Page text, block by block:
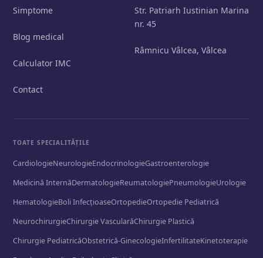
Simptome
Blog medical
Calculator IMC
Contact
Str. Patriarh Iustinian Marina
nr. 45
Râmnicu Vâlcea, Vâlcea
TOATE SPECIALITĂȚILE
CardiologieNeurologieEndocrinologieGastroenterologie
Medicină InternăDermatologieReumatologiePneumologieUrologie
HematologieBoli InfecțioaseOrtopedieOrtopedie Pediatrică
NeurochirurgieChirurgie VascularăChirurgie Plastică
Chirurgie PediatricăObstetrică-GinecologieInfertilitateKinetoterapie